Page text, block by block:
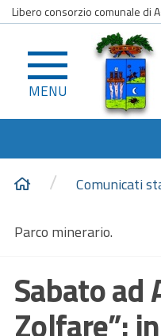
Libero consorzio comunale di
MENU
/ Comunicati
Parco minerario.
Sabato ad
Zolfare”: